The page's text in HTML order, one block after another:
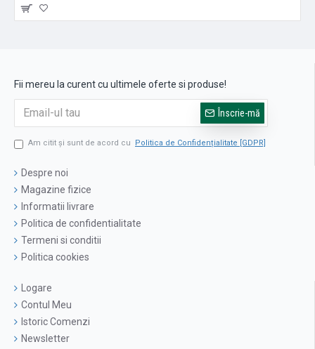
Fii mereu la curent cu ultimele oferte si produse!
Înscrie-mă
Am citit şi sunt de acord cu Politica de Confidențialitate [GDPR]
Despre noi
Magazine fizice
Informatii livrare
Politica de confidentialitate
Termeni si conditii
Politica cookies
Logare
Contul Meu
Istoric Comenzi
Newsletter